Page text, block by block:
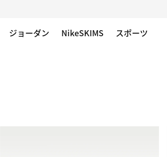
ジョーダン NikeSKIMS
スポーツ